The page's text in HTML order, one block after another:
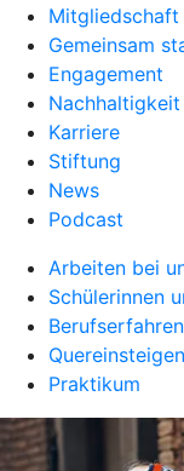
Mitgliedschaft
Gemeinsam
Engagement
Nachhaltigkeit
Karriere
Stiftung
News
Podcast
Arbeiten bei
Schülerinnen
Praktikum